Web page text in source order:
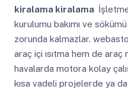
kiralama kiralama
kurulumu bakımı ve
zorunda kalmazlar.
araç içi ısıtma hem de araç
havalarda motora kolay
kısa vadeli projelerde ya